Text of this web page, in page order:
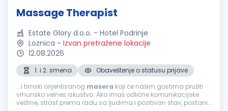
Massage Therapist
Estate Glory d.o.o. - Hotel Podrinje
Loznica - Izvan pretražene lokacije
12.08.2026
1. i 2. smena
Obaveštenje o statusu prijave
...i timski orijentisanog masera koji će našim gostima pružiti
vrhunsko velnes iskustvo. Ako imaš odlične komunikacijske
veštine, strast prema radu sa ljudima i pozitivan stav, postani